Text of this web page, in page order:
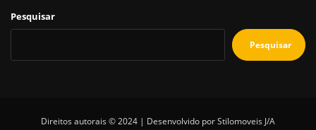
Pesquisar
Pesquisar
Direitos autorais © 2024 | Desenvolvido por Stilomoveis J/A